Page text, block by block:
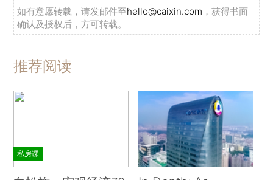
如有意愿转载，请发邮件至hello@caixin.com ，获得书面
确认及授权后，方可转载。
推荐阅读
私房课